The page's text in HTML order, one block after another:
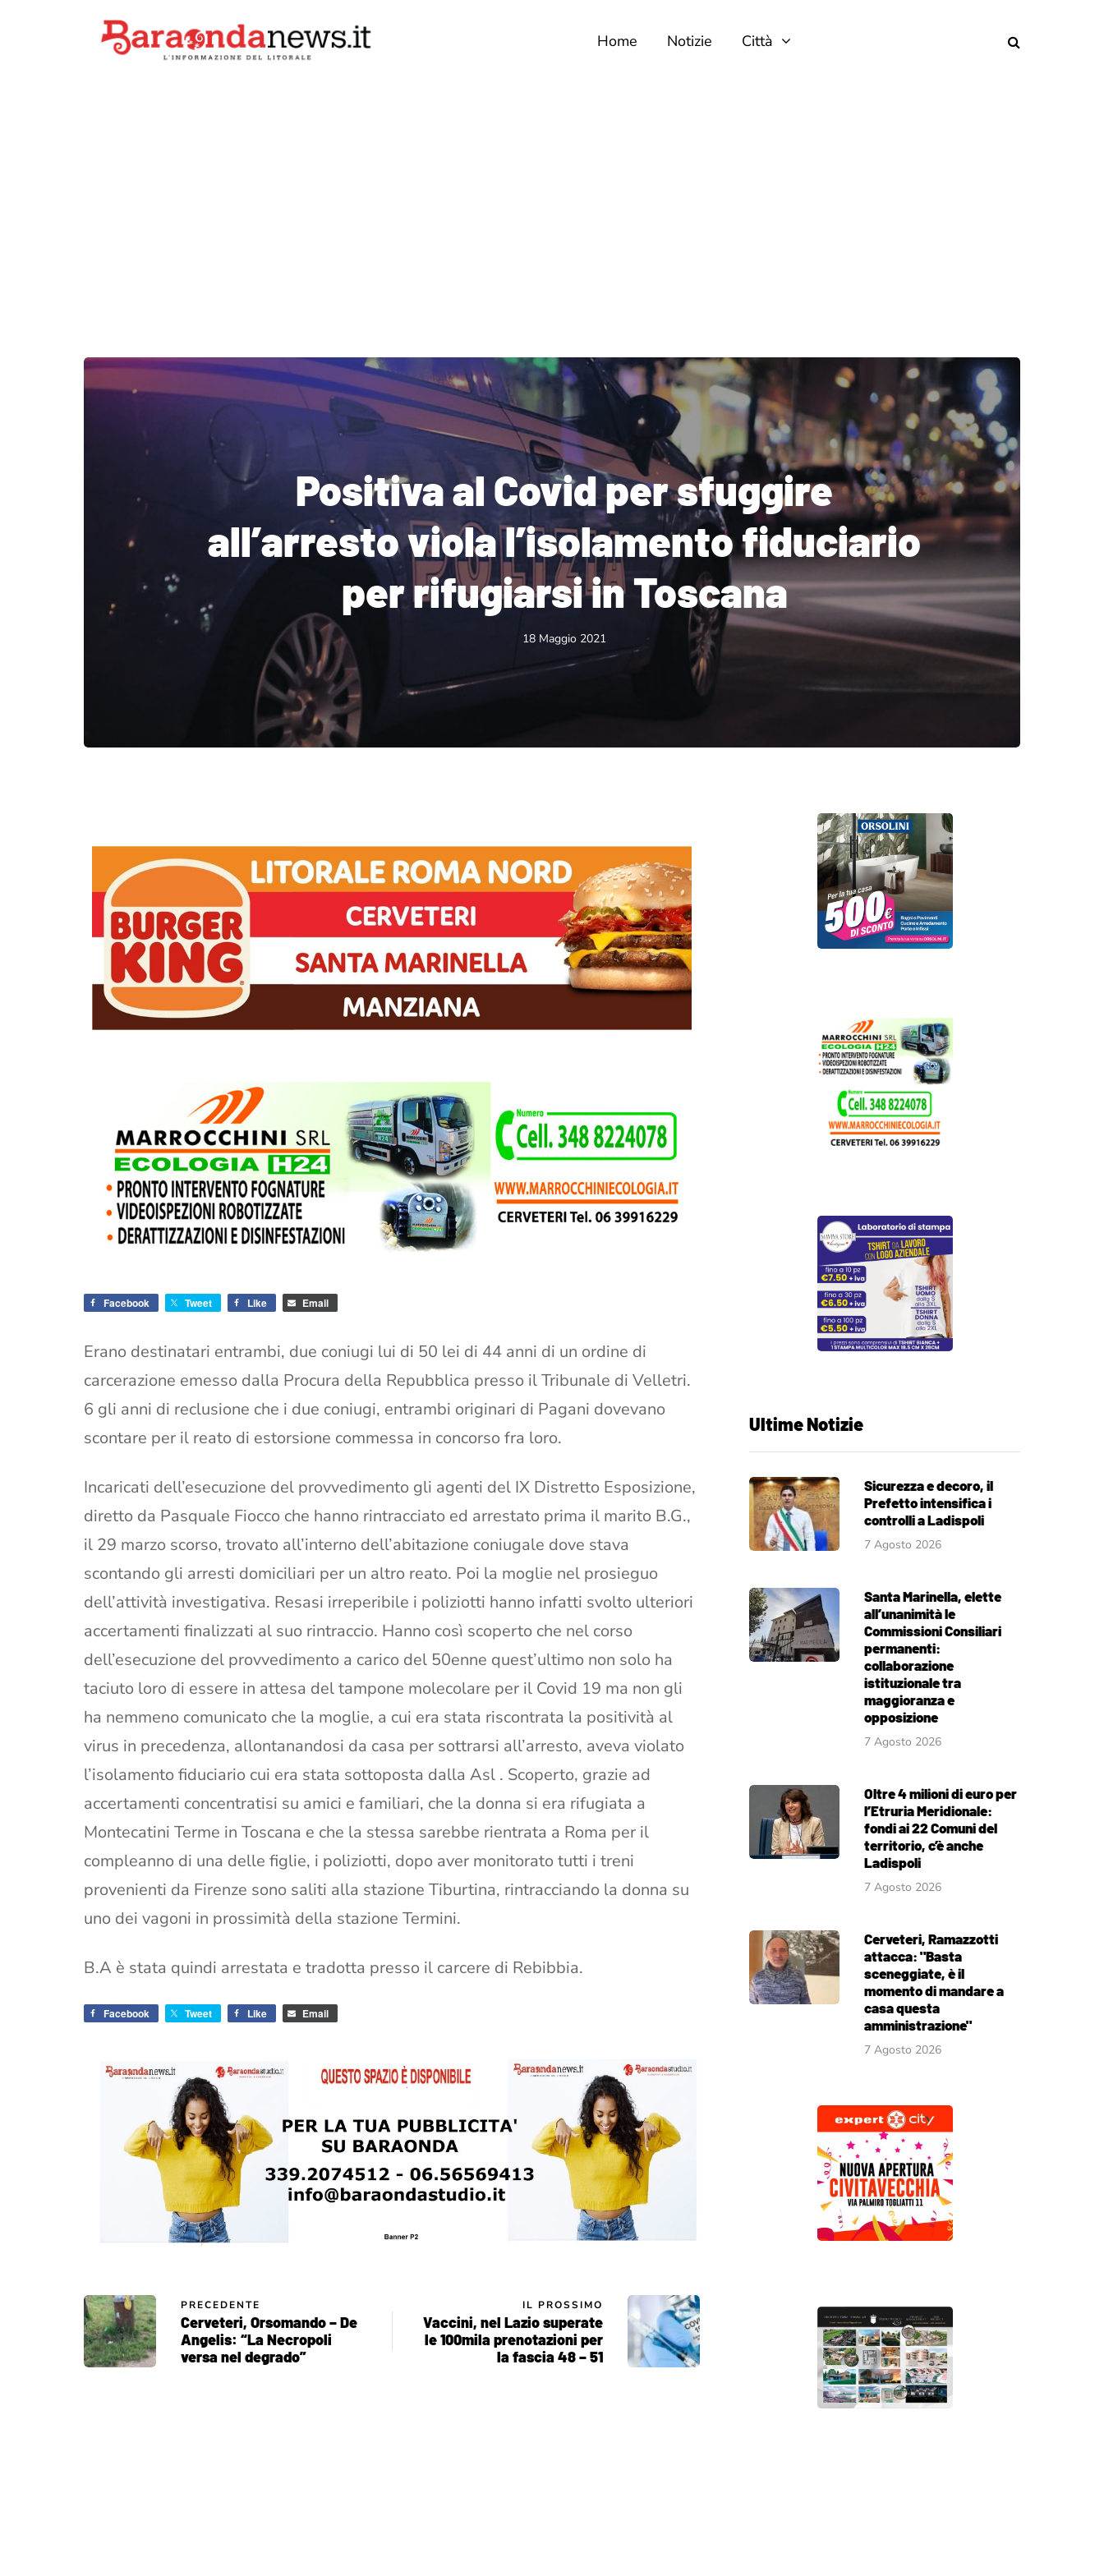
Home Notizie Città
Positiva al Covid per sfuggire
all’arresto viola l’isolamento fiduciario
per rifugiarsi in Toscana
18 Maggio 2021
Facebook Tweet Like Email
Erano destinatari entrambi, due coniugi lui di 50 lei di 44 anni di un ordine di
carcerazione emesso dalla Procura della Repubblica presso il Tribunale di Velletri.
6 gli anni di reclusione che i due coniugi, entrambi originari di Pagani dovevano
scontare per il reato di estorsione commessa in concorso fra loro.
Incaricati dell’esecuzione del provvedimento gli agenti del IX Distretto Esposizione,
diretto da Pasquale Fiocco che hanno rintracciato ed arrestato prima il marito B.G.,
il 29 marzo scorso, trovato all’interno dell’abitazione coniugale dove stava
scontando gli arresti domiciliari per un altro reato. Poi la moglie nel prosieguo
dell’attività investigativa. Resasi irreperibile i poliziotti hanno infatti svolto ulteriori
accertamenti finalizzati al suo rintraccio. Hanno così scoperto che nel corso
dell’esecuzione del provvedimento a carico del 50enne quest’ultimo non solo ha
taciuto loro di essere in attesa del tampone molecolare per il Covid 19 ma non gli
ha nemmeno comunicato che la moglie, a cui era stata riscontrata la positività al
virus in precedenza, allontanandosi da casa per sottrarsi all’arresto, aveva violato
l’isolamento fiduciario cui era stata sottoposta dalla Asl . Scoperto, grazie ad
accertamenti concentratisi su amici e familiari, che la donna si era rifugiata a
Montecatini Terme in Toscana e che la stessa sarebbe rientrata a Roma per il
compleanno di una delle figlie, i poliziotti, dopo aver monitorato tutti i treni
provenienti da Firenze sono saliti alla stazione Tiburtina, rintracciando la donna su
uno dei vagoni in prossimità della stazione Termini.
B.A è stata quindi arrestata e tradotta presso il carcere di Rebibbia.
Facebook Tweet Like Email
PRECEDENTE
Cerveteri, Orsomando – De
Angelis: “La Necropoli
versa nel degrado”
IL PROSSIMO
Vaccini, nel Lazio superate
le 100mila prenotazioni per
la fascia 48 – 51
Ultime Notizie
Sicurezza e decoro, il
Prefetto intensifica i
controlli a Ladispoli
7 Agosto 2026
Santa Marinella, elette
all’unanimità le
Commissioni Consiliari
permanenti:
collaborazione
istituzionale tra
maggioranza e
opposizione
7 Agosto 2026
Oltre 4 milioni di euro per
l’Etruria Meridionale:
fondi ai 22 Comuni del
territorio, c’è anche
Ladispoli
7 Agosto 2026
Cerveteri, Ramazzotti
attacca: "Basta
sceneggiate, è il
momento di mandare a
casa questa
amministrazione"
7 Agosto 2026